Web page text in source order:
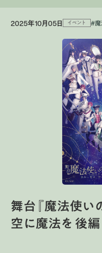
2025年10月05日 イベント #魔
舞台『魔法使い
空に魔法を 後編